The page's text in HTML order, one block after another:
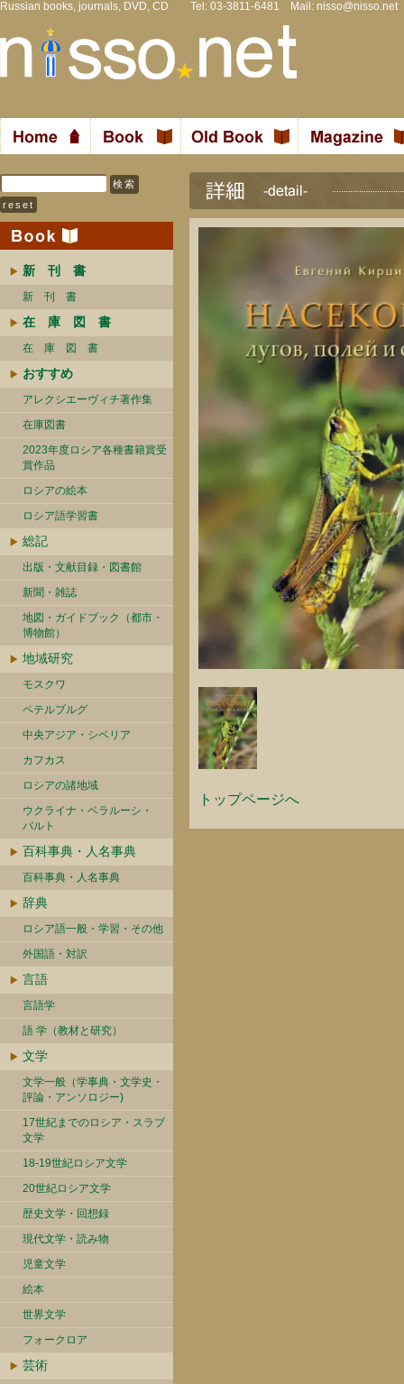
Russian books, journals, DVD, CD Tel: 03-3811-6481 Mail: nisso@nisso.net
新 刊 書
新 刊 書
在 庫 図 書
在 庫 図 書
おすすめ
アレクシエーヴィチ著作集
在庫図書
2023年度ロシア各種書籍賞受
賞作品
ロシアの絵本
ロシア語学習書
総記
出版・文献目録・図書館
新聞・雑誌
地図・ガイドブック（都市・
博物館）
地域研究
モスクワ
ペテルブルグ
中央アジア・シベリア
カフカス
ロシアの諸地域
ウクライナ・ベラルーシ・
バルト
百科事典・人名事典
百科事典・人名事典
辞典
ロシア語一般・学習・その他
外国語・対訳
言語
言語学
語 学（教材と研究）
文学
文学一般（学事典・文学史・
評論・アンソロジー)
17世紀までのロシア・スラブ
文学
18-19世紀ロシア文学
20世紀ロシア文学
歴史文学・回想録
現代文学・読み物
児童文学
絵本
世界文学
フォークロア
芸術
トップページへ